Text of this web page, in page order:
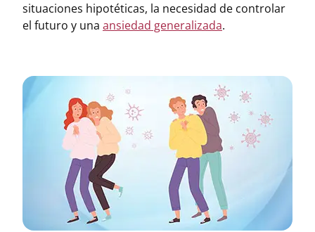
situaciones hipotéticas, la necesidad de controlar
el futuro y una ansiedad generalizada.